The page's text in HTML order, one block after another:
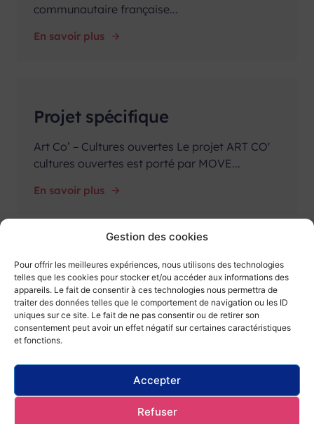
Gestion des cookies
Pour offrir les meilleures expériences, nous utilisons des technologies
telles que les cookies pour stocker et/ou accéder aux informations des
appareils. Le fait de consentir à ces technologies nous permettra de
traiter des données telles que le comportement de navigation ou les ID
uniques sur ce site. Le fait de ne pas consentir ou de retirer son
consentement peut avoir un effet négatif sur certaines caractéristiques
et fonctions.
Accepter
Refuser
communautaire française...
En savoir plus
Projet spécifique
Art Co’ – Cultures ouvertes Le projet ART CO'
cultures ouvertes est porté par MOVE...
En savoir plus
Nous rejoindre